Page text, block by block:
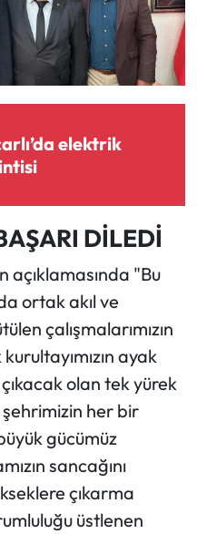
elektrik
DİLEDİ
açıklamasında "Bu
ortak akıl ve
çalışmalarımızın
ayak
olan tek yürek
şehrimizin her bir
gücümüz
sancağını
çıkarma
üstlenen